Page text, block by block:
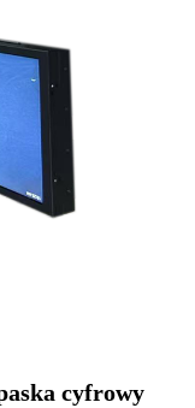
cyfrowy